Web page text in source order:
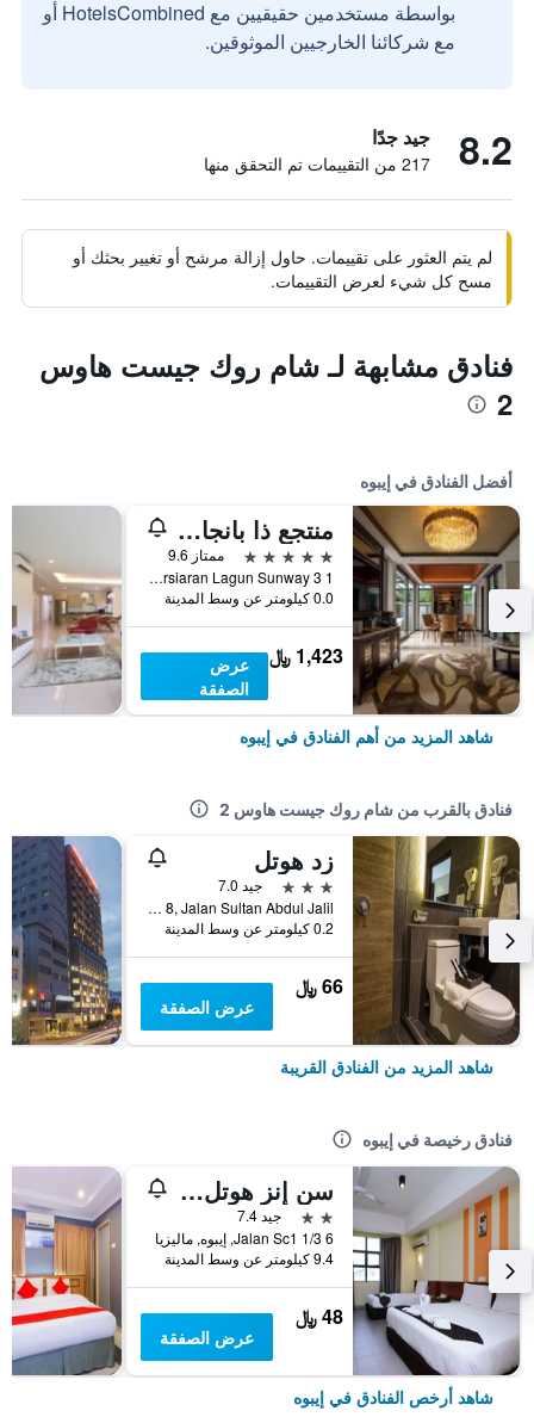
بواسطة مستخدمين حقيقيين مع HotelsCombined أو
مع شركائنا الخارجيين الموثوقين.
8.2 جيد جدًا
217 من التقييمات تم التحقق منها
لم يتم العثور على تقييمات. حاول إزالة مرشح أو تغيير بحثك أو
مسح كل شيء لعرض التقييمات.
فنادق مشابهة لـ شام روك جيست هاوس
2
أفضل الفنادق في إيبوه
منتجع ذا بانجاران هوت سبرنغز
5 نجوم
ممتاز 9.6
1 Persiaran Lagun Sunway 3, إيبوه, ماليزيا
0.0 كيلومتر عن وسط المدينة
1,423 ﷼
عرض
الصفقة
شاهد المزيد من أهم الفنادق في إيبوه
فنادق بالقرب من شام روك جيست هاوس 2
زد هوتل
3 نجوم
جيد 7.0
No 8, Jalan Sultan Abdul Jalil, إيبوه, ماليزيا
0.2 كيلومتر عن وسط المدينة
66 ﷼
عرض الصفقة
شاهد المزيد من الفنادق القريبة
فنادق رخيصة في إيبوه
سن إنز هوتل سانواي سيتي ايبوه
2 نجمتين
جيد 7.4
6 Jalan Sc1 1/3, إيبوه, ماليزيا
9.4 كيلومتر عن وسط المدينة
48 ﷼
عرض الصفقة
شاهد أرخص الفنادق في إيبوه